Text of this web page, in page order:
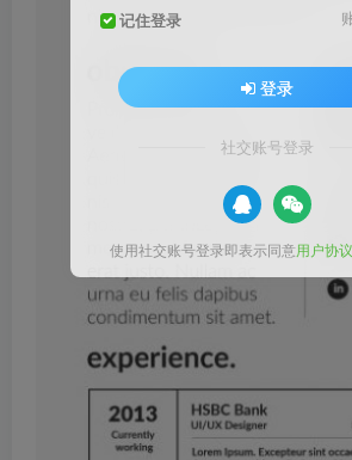
记住登录
登录
社交账号登录
使用社交账号登录即表示同意用户协议